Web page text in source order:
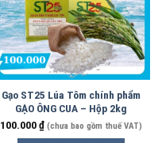
Gạo ST25 Lúa Tôm chính phẩm
GẠO ÔNG CUA – Hộp 2kg
100.000₫ (chưa bao gồm thuế VAT)